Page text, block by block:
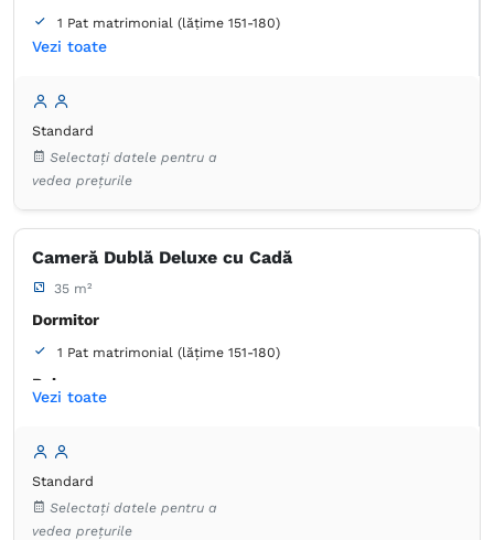
1 Pat matrimonial (lățime 151-180)
Baie
Canale prin cablu
Prosoape
Articole de toaletă gratuite
Vezi toate
Standard
Selectați datele pentru a
vedea prețurile
Cameră Dublă Deluxe cu Cadă
35 m²
Dormitor
1 Pat matrimonial (lățime 151-180)
Baie
Dulap
Articole de toaletă gratuite
Vezi toate
Standard
Selectați datele pentru a
vedea prețurile